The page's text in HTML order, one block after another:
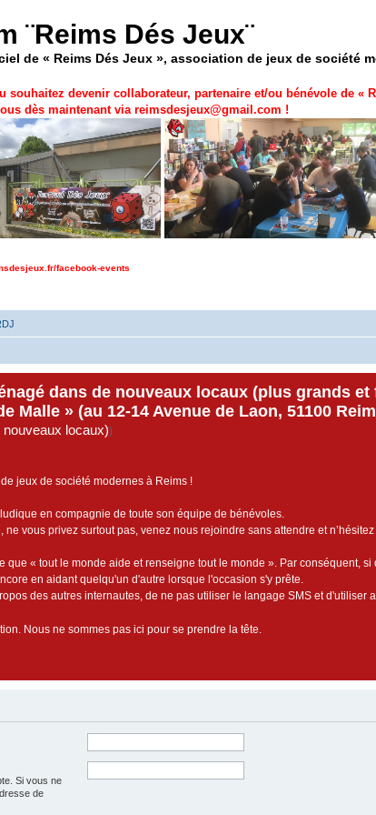
¨Reims Dés Jeux¨
de « Reims Dés Jeux », association de jeux de société
souhaitez devenir collaborateur, partenaire et/ou bénévole de «
dès maintenant viareimsdesjeux@gmail.com !
facebook-events
dans de nouveaux locaux (plus grands
Malle » (au 12-14 Avenue de Laon, 51100
locaux))
jeux de société modernes à Reims !
en compagnie de toute son équipe de bénévoles.
vous privez surtout pas, venez nous rejoindre sans attendre et
« tout le monde aide et renseigne tout le monde ». Par conséquent,
en aidant quelqu'un d'autre lorsque l'occasion s'y prête.
des autres internautes, de ne pas utiliser le langage SMS et d'utiliser
Nous ne sommes pas ici pour se prendre la tête.
Si vous ne
de